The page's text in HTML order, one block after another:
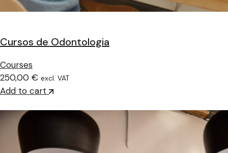
Cursos de Odontologia
Courses
250,00 € excl. VAT
Add to cart